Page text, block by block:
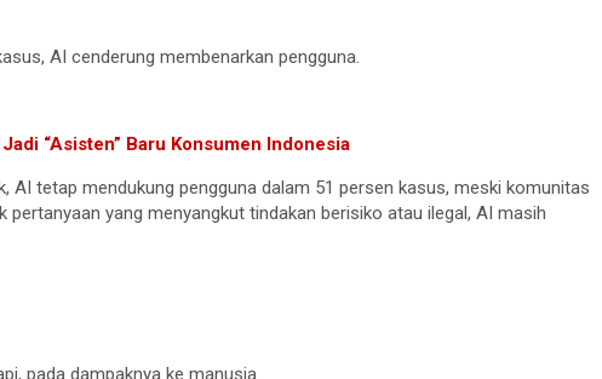
AI cenderung membenarkan pengguna.
“Asisten” Baru Konsumen Indonesia
AI tetap mendukung pengguna dalam 51 persen kasus, meski komunitas
pertanyaan yang menyangkut tindakan berisiko atau ilegal, AI masih
pada dampaknya ke manusia.